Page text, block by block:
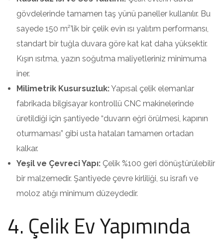
gövdelerinde tamamen taş yünü paneller kullanılır. Bu
sayede 150 m²’lik bir çelik evin ısı yalıtım performansı,
standart bir tuğla duvara göre kat kat daha yüksektir.
Kışın ısıtma, yazın soğutma maliyetleriniz minimuma
iner.
Milimetrik Kusursuzluk:Yapısal çelik elemanlar
fabrikada bilgisayar kontrollü CNC makinelerinde
üretildiği için şantiyede “duvarın eğri örülmesi, kapının
oturmaması” gibi usta hataları tamamen ortadan
kalkar.
Yeşil ve Çevreci Yapı: Çelik %100 geri dönüştürülebilir
bir malzemedir. Şantiyede çevre kirliliği, su israfı ve
moloz atığı minimum düzeydedir.
4. Çelik Ev Yapımında